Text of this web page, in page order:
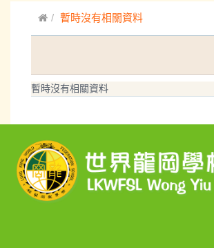
暫時沒有相關資料
暫時沒有相關資料